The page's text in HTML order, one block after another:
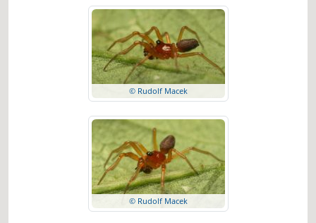
© Rudolf Macek
© Rudolf Macek